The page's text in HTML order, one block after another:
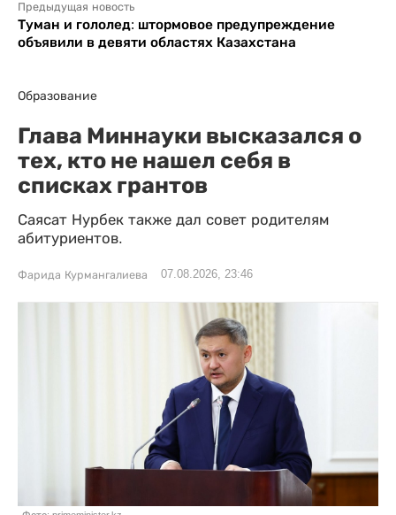
Предыдущая новость
Туман и гололед: штормовое предупреждение
объявили в девяти областях Казахстана
Образование
Глава Миннауки высказался о
тех, кто не нашел себя в
списках грантов
Саясат Нурбек также дал совет родителям
абитуриентов.
Фарида Курмангалиева 07.08.2026, 23:46